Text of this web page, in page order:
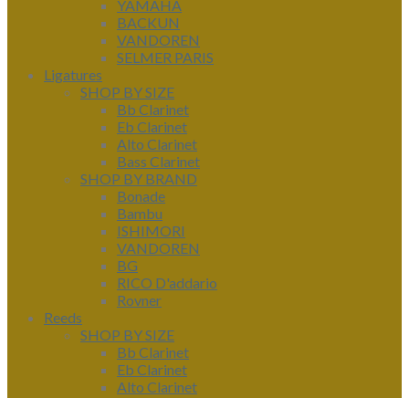
YAMAHA
BACKUN
VANDOREN
SELMER PARIS
Ligatures
SHOP BY SIZE
Bb Clarinet
Eb Clarinet
Alto Clarinet
Bass Clarinet
SHOP BY BRAND
Bonade
Bambu
ISHIMORI
VANDOREN
BG
RICO D'addario
Rovner
Reeds
SHOP BY SIZE
Bb Clarinet
Eb Clarinet
Alto Clarinet